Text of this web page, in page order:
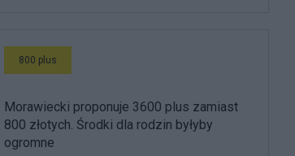
800 plus
Morawiecki proponuje 3600 plus zamiast
800 złotych. Środki dla rodzin byłyby
ogromne